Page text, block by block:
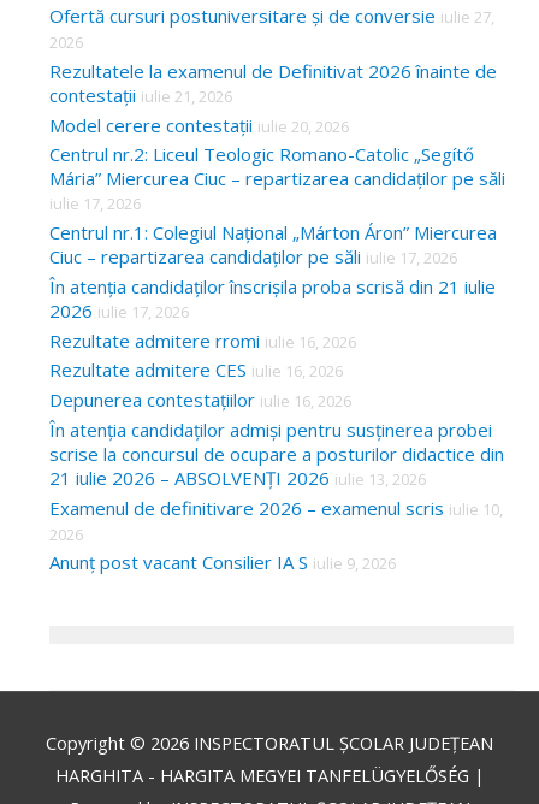
Ofertă cursuri postuniversitare și de conversie iulie 27,
2026
Rezultatele la examenul de Definitivat 2026 înainte de
contestații iulie 21, 2026
Model cerere contestații iulie 20, 2026
Centrul nr.2: Liceul Teologic Romano-Catolic „Segítő
Mária” Miercurea Ciuc – repartizarea candidaților pe săli
iulie 17, 2026
Centrul nr.1: Colegiul Național „Márton Áron” Miercurea
Ciuc – repartizarea candidaților pe săli iulie 17, 2026
În atenția candidaților înscrișila proba scrisă din 21 iulie
2026 iulie 17, 2026
Rezultate admitere rromi iulie 16, 2026
Rezultate admitere CES iulie 16, 2026
Depunerea contestațiilor iulie 16, 2026
În atenția candidaților admiși pentru susținerea probei
scrise la concursul de ocupare a posturilor didactice din
21 iulie 2026 – ABSOLVENȚI 2026 iulie 13, 2026
Examenul de definitivare 2026 – examenul scris iulie 10,
2026
Anunț post vacant Consilier IA S iulie 9, 2026
Copyright © 2026 INSPECTORATUL ȘCOLAR JUDEȚEAN
HARGHITA - HARGITA MEGYEI TANFELÜGYELŐSÉG |